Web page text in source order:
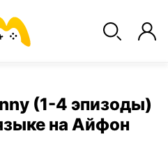
(1-4 эпизоды)
на Айфон